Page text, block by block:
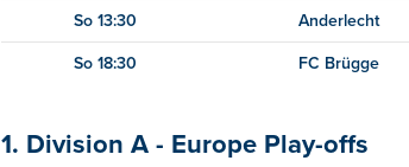
So 13:30 Anderlecht
So 18:30 FC Brügge
1. Division A - Europe Play-offs